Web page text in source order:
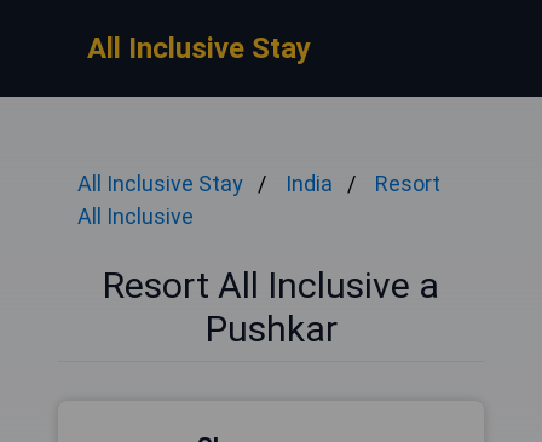
All Inclusive Stay
All Inclusive Stay India
Resort
All Inclusive
Resort All Inclusive a
Pushkar